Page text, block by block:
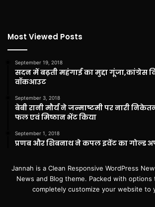
Most Viewed Posts
September 19, 2018
सदन में बढ़ती महंगाई का मुद्दा गूंजा,कांग्रेस
वॉकआउट
September 3, 2018
बेबी रानी मौर्य ने जन्माष्टमी पर नारी
फल एवं मिष्ठान भेंट किया
September 1, 2018
प्रणब और शिबनाथ ने कपल इवेंट का गोल्ड
Jannah is a Clean Responsive WordPress
News and Blog theme. Packed with
completely customize your website to